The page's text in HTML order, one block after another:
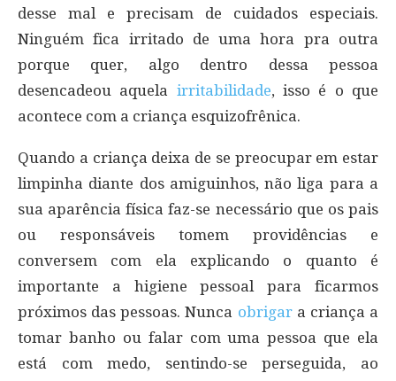
desse mal e precisam de cuidados especiais.
Ninguém fica irritado de uma hora pra outra
porque quer, algo dentro dessa pessoa
desencadeou aquela irritabilidade, isso é o que
acontece com a criança esquizofrênica.
Quando a criança deixa de se preocupar em estar
limpinha diante dos amiguinhos, não liga para a
sua aparência física faz-se necessário que os pais
ou responsáveis tomem providências e
conversem com ela explicando o quanto é
importante a higiene pessoal para ficarmos
próximos das pessoas. Nunca obrigara criança a
tomar banho ou falar com uma pessoa que ela
está com medo, sentindo-se perseguida, ao